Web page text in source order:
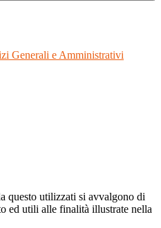
Generali e Amministrativi
questo utilizzati si avvalgono di
ed utili alle finalità illustrate nella